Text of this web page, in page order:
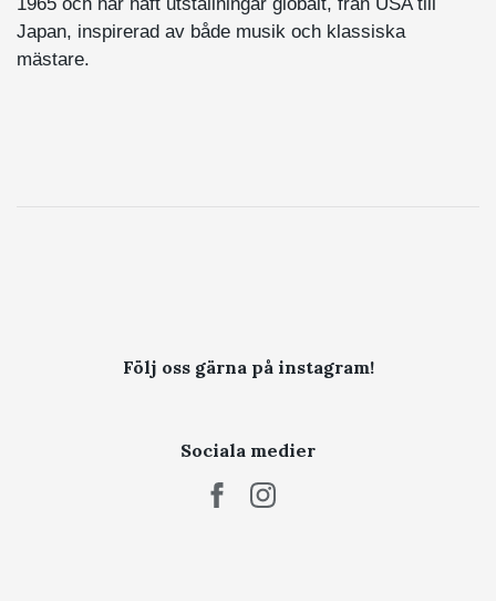
Japan, inspirerad av både musik och klassiska
mästare.
Följ oss gärna på instagram!
Sociala medier